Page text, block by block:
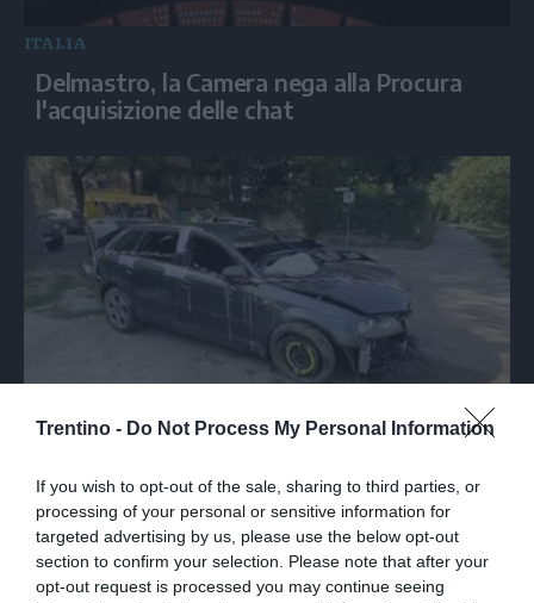
Trentino - Do Not Process My Personal Information
If you wish to opt-out of the sale, sharing to third parties, or
processing of your personal or sensitive information for
targeted advertising by us, please use the below opt-out
section to confirm your selection. Please note that after your
opt-out request is processed you may continue seeing
ITALIA
Delmastro, la Camera nega alla Procura
l'acquisizione delle chat
ITALIA
durante un inseguimento